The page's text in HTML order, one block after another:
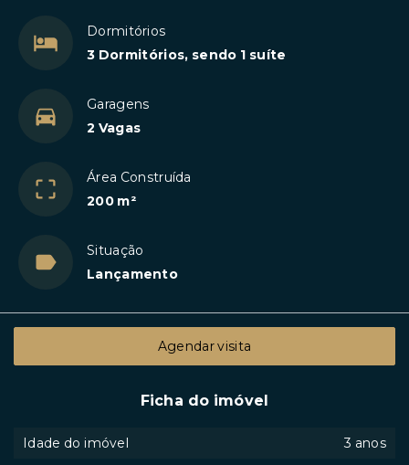
Dormitórios
3 Dormitórios, sendo 1 suíte
Garagens
2 Vagas
Área Construída
200 m²
Situação
Lançamento
Agendar visita
Ficha do imóvel
Idade do imóvel
3 anos